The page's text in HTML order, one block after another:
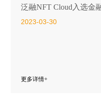
泛融NFT Cloud入选金
2023-03-30
更多详情+